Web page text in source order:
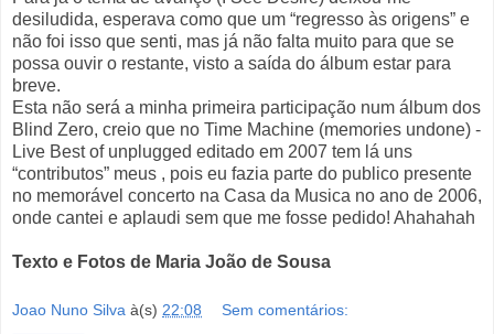
desiludida, esperava como que um “regresso às origens” e
não foi isso que senti, mas já não falta muito para que se
possa ouvir o restante, visto a saída do álbum estar para
breve.
Esta não será a minha primeira participação num álbum dos
Blind Zero, creio que no Time Machine (memories undone) -
Live Best of unplugged editado em 2007 tem lá uns
“contributos” meus , pois eu fazia parte do publico presente
no memorável concerto na Casa da Musica no ano de 2006,
onde cantei e aplaudi sem que me fosse pedido! Ahahahah
Texto e Fotos de Maria João de Sousa
Joao Nuno Silva à(s) 22:08 Sem comentários: